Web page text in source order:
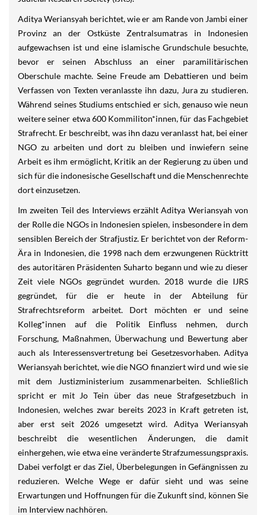
Aditya Weriansyah berichtet, wie er am Rande von Jambi einer
Provinz an der Ostküste Zentralsumatras in Indonesien
aufgewachsen ist und eine islamische Grundschule besuchte,
bevor er seinen Abschluss an einer paramilitärischen
Oberschule machte. Seine Freude am Debattieren und beim
Verfassen von Texten veranlasste ihn dazu, Jura zu studieren.
Während seines Studiums entschied er sich, genauso wie neun
weitere seiner etwa 600 Kommiliton*innen, für das Fachgebiet
Strafrecht. Er beschreibt, was ihn dazu veranlasst hat, bei einer
NGO zu arbeiten und dort zu bleiben und inwiefern seine
Arbeit es ihm ermöglicht, Kritik an der Regierung zu üben und
sich für die indonesische Gesellschaft und die Menschenrechte
dort einzusetzen.
Im zweiten Teil des Interviews erzählt Aditya Weriansyah von
der Rolle die NGOs in Indonesien spielen, insbesondere in dem
sensiblen Bereich der Strafjustiz. Er berichtet von der Reform-
Ära in Indonesien, die 1998 nach dem erzwungenen Rücktritt
des autoritären Präsidenten Suharto begann und wie zu dieser
Zeit viele NGOs gegründet wurden. 2018 wurde die IJRS
gegründet, für die er heute in der Abteilung für
Strafrechtsreform arbeitet. Dort möchten er und seine
Kolleg*innen auf die Politik Einfluss nehmen, durch
Forschung, Maßnahmen, Überwachung und Bewertung aber
auch als Interessensvertretung bei Gesetzesvorhaben. Aditya
Weriansyah berichtet, wie die NGO finanziert wird und wie sie
mit dem Justizministerium zusammenarbeiten. Schließlich
spricht er mit Jo Tein über das neue Strafgesetzbuch in
Indonesien, welches zwar bereits 2023 in Kraft getreten ist,
aber erst seit 2026 umgesetzt wird. Aditya Weriansyah
beschreibt die wesentlichen Änderungen, die damit
einhergehen, wie etwa eine veränderte Strafzumessungspraxis.
Dabei verfolgt er das Ziel, Überbelegungen in Gefängnissen zu
reduzieren. Welche Wege er dafür sieht und was seine
Erwartungen und Hoffnungen für die Zukunft sind, können Sie
im Interview nachhören.